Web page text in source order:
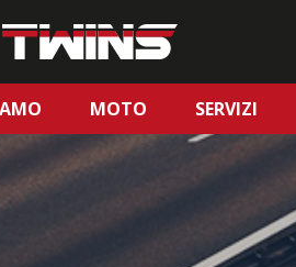
MOTO SERVIZI